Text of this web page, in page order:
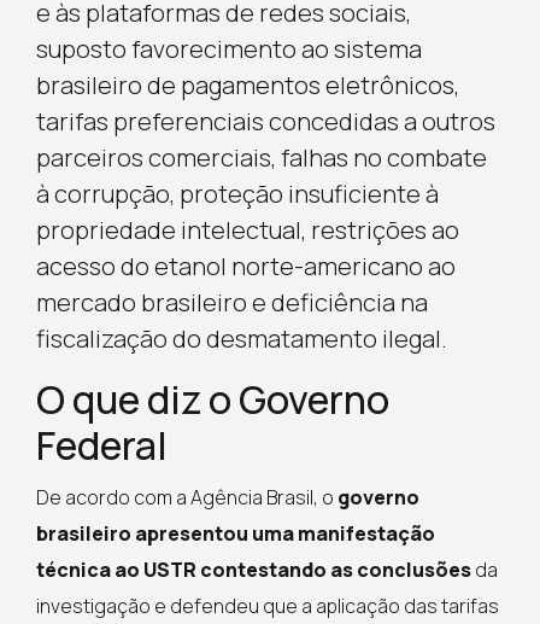
e às plataformas de redes sociais,
suposto favorecimento ao sistema
brasileiro de pagamentos eletrônicos,
tarifas preferenciais concedidas a outros
parceiros comerciais, falhas no combate
à corrupção, proteção insuficiente à
propriedade intelectual, restrições ao
acesso do etanol norte-americano ao
mercado brasileiro e deficiência na
fiscalização do desmatamento ilegal.
O que diz o Governo
Federal
De acordo com a Agência Brasil, o governo
brasileiro apresentou uma manifestação
técnica ao USTR contestando as conclusõesda
investigação e defendeu que a aplicação das tarifas